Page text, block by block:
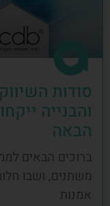
סודות
והבנייה
הבאה
ברוכים הבאים
משתנים, ושבו
אמנות